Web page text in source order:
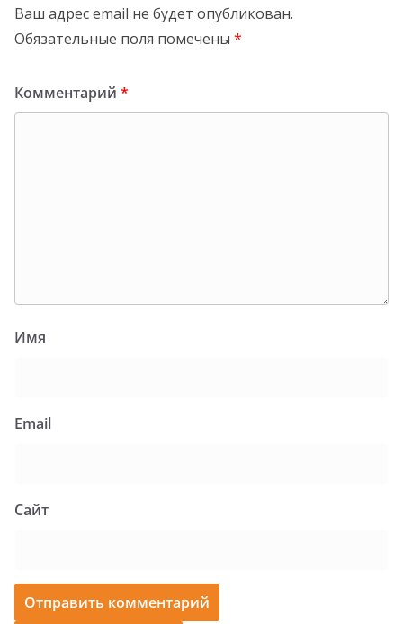
Ваш адрес email не будет опубликован.
Обязательные поля помечены *
Комментарий *
Имя
Email
Сайт